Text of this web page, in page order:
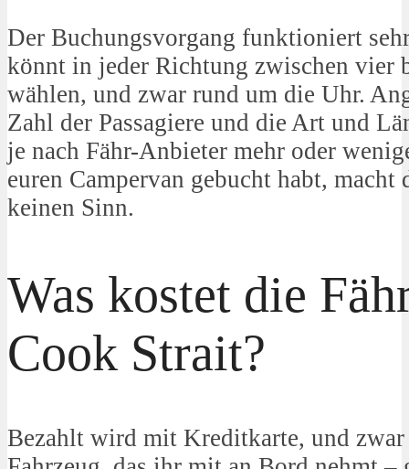
Der Buchungsvorgang funktioniert
könnt in jeder Richtung zwischen vier
wählen, und zwar rund um die Uhr.
Zahl der Passagiere und die Art und
je nach Fähr-Anbieter mehr oder
euren Campervan gebucht habt, macht
keinen Sinn.
Was kostet die
Cook Strait?
Bezahlt wird mit Kreditkarte, und